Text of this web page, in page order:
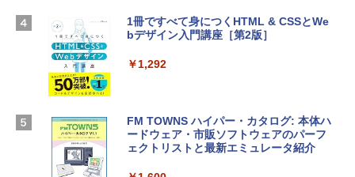
ームカメラ、日本語キーボード、Touch I
D - シルバー
￥261,414
ン 15-fd 15.6インチ 16GBメモリ 512GB
SSD インテル Core 5
Robloxギフトカード - 2,000 Robux 【限
定バーチャルアイテムを含む】 【オンラ
ラインコード版
Windows版 | Minecraft (マインクラフ
ト): Java & Bedrock Edition | オンライ
1冊ですべて身につくHTML & CSSとWe
bデザイン入門講座［第2版］
￥1,292
FM TOWNS ハイパー・カタログ: 本体ハ
ードウェア・市販ソフトウェアのパーフ
ェクトリストと最新エミュレータ紹介